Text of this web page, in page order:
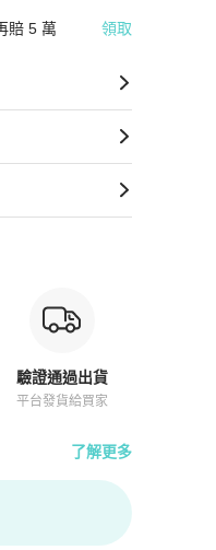
賠 5 萬 領取
驗證通過出貨
平台發貨給買家
了解更多
介紹